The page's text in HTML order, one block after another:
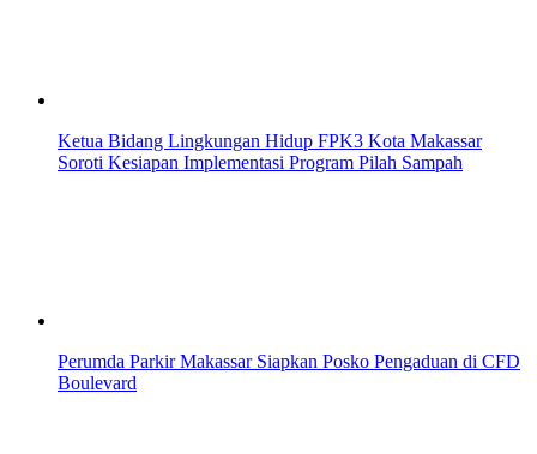
Ketua Bidang Lingkungan Hidup FPK3 Kota Makassar
Soroti Kesiapan Implementasi Program Pilah Sampah
Perumda Parkir Makassar Siapkan Posko Pengaduan di CFD
Boulevard